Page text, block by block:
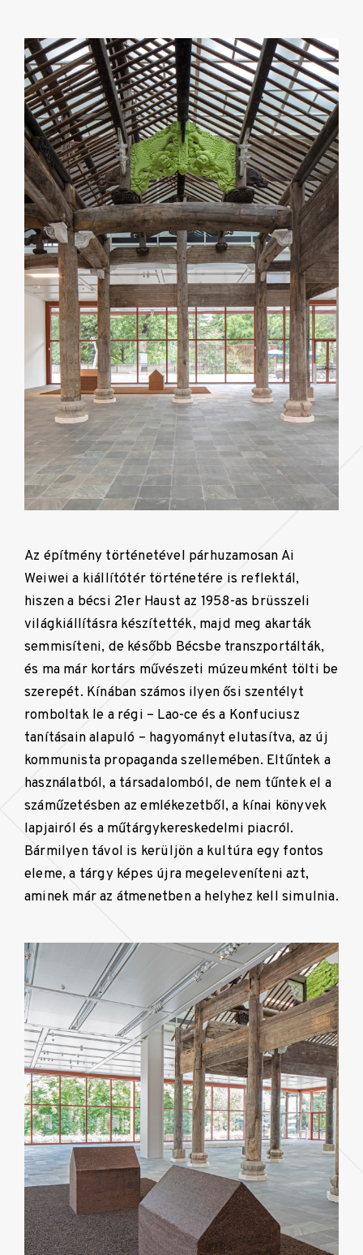
Az építmény történetével párhuzamosan Ai
Weiwei a kiállítótér történetére is reflektál,
hiszen a bécsi 21er Haust az 1958-as brüsszeli
világkiállításra készítették, majd meg akarták
semmisíteni, de később Bécsbe transzportálták,
és ma már kortárs művészeti múzeumként tölti be
szerepét. Kínában számos ilyen ősi szentélyt
romboltak le a régi – Lao-ce és a Konfuciusz
tanításain alapuló – hagyományt elutasítva, az új
kommunista propaganda szellemében. Eltűntek a
használatból, a társadalomból, de nem tűntek el a
száműzetésben az emlékezetből, a kínai könyvek
lapjairól és a műtárgykereskedelmi piacról.
Bármilyen távol is kerüljön a kultúra egy fontos
eleme, a tárgy képes újra megeleveníteni azt,
aminek már az átmenetben a helyhez kell simulnia.